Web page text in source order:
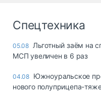
Спецтехника
05.08 Льготный заём на
МСП увеличен в 6 раз
04.08 Южноуральское
нового полуприцепа-